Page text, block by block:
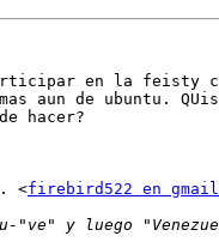
participar en la
aun de ubuntu.
hacer?
<firebird522 en